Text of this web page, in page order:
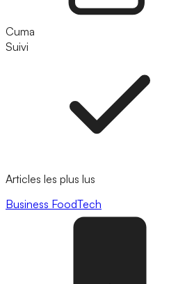
Cuma
Suivi
Articles les plus lus
Business FoodTech